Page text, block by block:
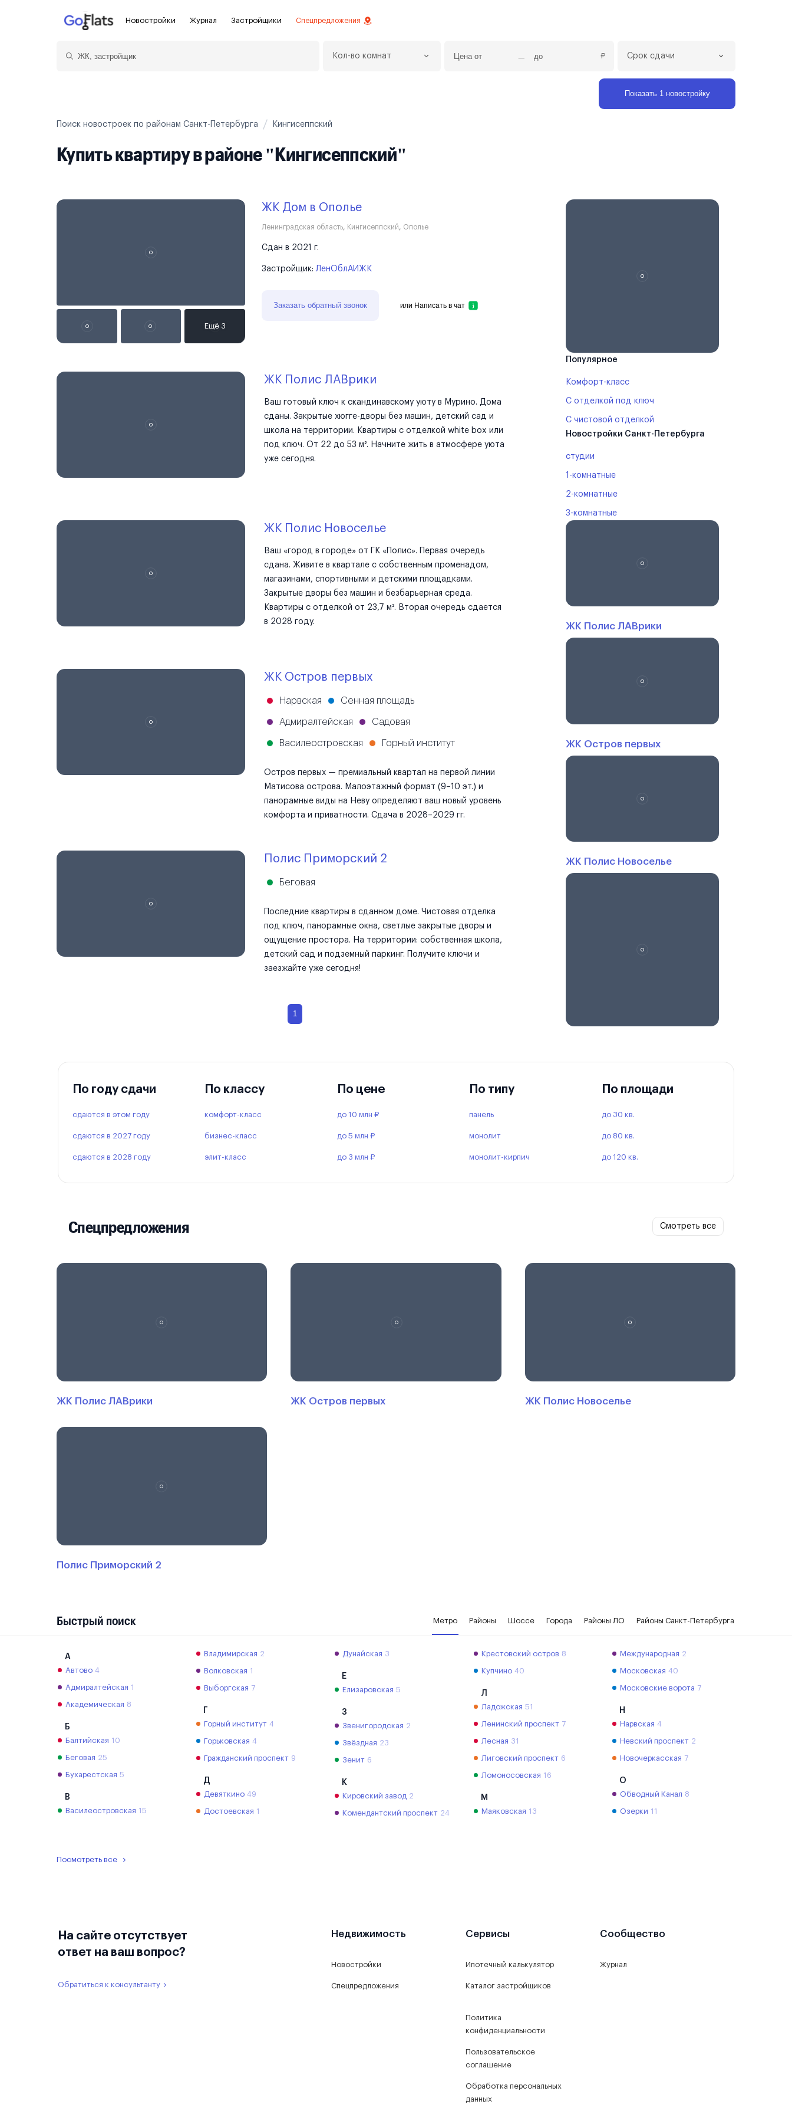
Новостройки
Новостройки в Лен. области
Журнал Застройщики Спецпредложения
Кол-во комнат ₽ Срок сдачи
Показать 1 новостройку
Поиск новостроек по районам Санкт-Петербурга Кингисеппский
Купить квартиру в районе "Кингисеппский"
ЖК Дом в Ополье
Ленинградская область, Кингисеппский, Ополье
Сдан в 2021 г.
Застройщик:ЛенОблАИЖК
Заказать обратный звонок или Написать в чат
ЖК Полис ЛАВрики
Ваш готовый ключ к скандинавскому уюту в Мурино. Дома
сданы. Закрытые хюгге-дворы без машин, детский сад и
школа на территории. Квартиры с отделкой white box или
под ключ. От 22 до 53 м². Начните жить в атмосфере уюта
уже сегодня.
ЖК Полис Новоселье
Ваш «город в городе» от ГК «Полис». Первая очередь
сдана. Живите в квартале с собственным променадом,
магазинами, спортивными и детскими площадками.
Закрытые дворы без машин и безбарьерная среда.
Квартиры с отделкой от 23,7 м². Вторая очередь сдается
в 2028 году.
ЖК Остров первых
Нарвская Сенная площадь
Адмиралтейская Садовая
Василеостровская Горный институт
Остров первых — премиальный квартал на первой линии
Матисова острова. Малоэтажный формат (9–10 эт.) и
панорамные виды на Неву определяют ваш новый уровень
комфорта и приватности. Сдача в 2028–2029 гг.
Полис Приморский 2
Беговая
Последние квартиры в сданном доме. Чистовая отделка
под ключ, панорамные окна, светлые закрытые дворы и
ощущение простора. На территории: собственная школа,
детский сад и подземный паркинг. Получите ключи и
заезжайте уже сегодня!
1
Популярное
Комфорт-класс
С отделкой под ключ
С чистовой отделкой
Новостройки Санкт-Петербурга
студии
1-комнатные
2-комнатные
3-комнатные
ЖК Полис ЛАВрики
ЖК Остров первых
ЖК Полис Новоселье
По году сдачи
сдаются в этом году
сдаются в 2027 году
сдаются в 2028 году
По классу
комфорт-класс
бизнес-класс
элит-класс
По цене
до 10 млн ₽
до 5 млн ₽
до 3 млн ₽
По типу
панель
монолит
монолит-кирпич
По площади
до 30 кв.
до 80 кв.
до 120 кв.
Спецпредложения Смотреть все
ЖК Полис ЛАВрики ЖК Остров первых ЖК Полис Новоселье
Полис Приморский 2
Быстрый поиск Метро Районы Шоссе Города Районы ЛО Районы Санкт-Петербурга
А
Автово 4
Адмиралтейская 1
Академическая 8
Б
Балтийская 10
Беговая 25
Бухарестская 5
В
Василеостровская 15
Владимирская 2
Волковская 1
Выборгская 7
Г
Горный институт 4
Горьковская 4
Гражданский проспект 9
Д
Девяткино 49
Достоевская 1
Дунайская 3
Е
Елизаровская 5
З
Звенигородская 2
Звёздная 23
Зенит 6
К
Кировский завод 2
Комендантский проспект 24
Крестовский остров 8
Купчино 40
Л
Ладожская 51
Ленинский проспект 7
Лесная 31
Лиговский проспект 6
Ломоносовская 16
М
Маяковская 13
Международная 2
Московская 40
Московские ворота 7
Н
Нарвская 4
Невский проспект 2
Новочеркасская 7
О
Обводный Канал 8
Озерки 11
Посмотреть все
На сайте отсутствует
ответ на ваш вопрос?
Обратиться к консультанту
Недвижимость
Новостройки
Спецпредложения
Сервисы
Ипотечный калькулятор
Каталог застройщиков
Политика
конфиденциальности
Пользовательское
соглашение
Обработка персональных
данных
Сообщество
Журнал